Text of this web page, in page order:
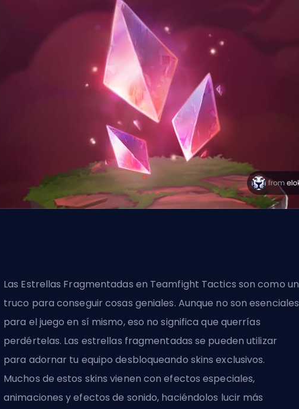
Las Estrellas Fragmentadas en Teamfight Tactics son como un
truco para conseguir cosas geniales. Aunque no son esenciales
para el juego en sí mismo, eso no significa que querrías
perdértelas. Las estrellas fragmentadas se pueden utilizar
para adornar tu equipo desbloqueando skins exclusivos.
Muchos de estos skins vienen con efectos especiales,
animaciones y efectos de sonido, haciéndolos lucir más